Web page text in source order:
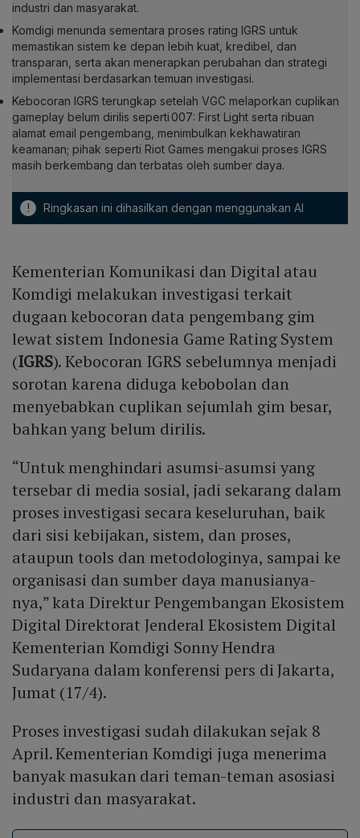
industri dan masyarakat.
Komdigi menunda sementara proses rating IGRS untuk
memastikan sistem ke depan lebih kuat, kredibel, dan
transparan, serta akan menerapkan perubahan dan strategi
implementasi berdasarkan temuan investigasi.
Kebocoran IGRS terungkap setelah VGC melaporkan cuplikan
gameplay belum dirilis seperti 007: First Light serta ribuan
alamat email pengembang, menimbulkan kekhawatiran
keamanan; pihak seperti Riot Games mengakui proses IGRS
masih berkembang dan terbatas oleh sumber daya.
! Ringkasan ini dihasilkan dengan menggunakan AI
Kementerian Komunikasi dan Digital atau
Komdigi melakukan investigasi terkait
dugaan kebocoran data pengembang gim
lewat sistem Indonesia Game Rating System
(IGRS). Kebocoran IGRS sebelumnya menjadi
sorotan karena diduga kebobolan dan
menyebabkan cuplikan sejumlah gim besar,
bahkan yang belum dirilis.
“Untuk menghindari asumsi-asumsi yang
tersebar di media sosial, jadi sekarang dalam
proses investigasi secara keseluruhan, baik
dari sisi kebijakan, sistem, dan proses,
ataupun tools dan metodologinya, sampai ke
organisasi dan sumber daya manusianya-
nya,” kata Direktur Pengembangan Ekosistem
Digital Direktorat Jenderal Ekosistem Digital
Kementerian Komdigi Sonny Hendra
Sudaryana dalam konferensi pers di Jakarta,
Jumat (17/4).
Proses investigasi sudah dilakukan sejak 8
April. Kementerian Komdigi juga menerima
banyak masukan dari teman-teman asosiasi
industri dan masyarakat.